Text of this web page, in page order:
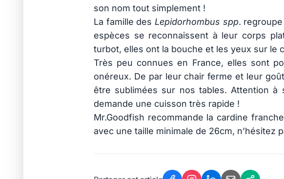
son nom tout simplement !
La famille des Lepidorhombus spp.
espèces se reconnaissent à leur corps
turbot, elles ont la bouche et les yeux sur le
Très peu connues en France, elles sont
onéreux. De par leur chair ferme et leur
être sublimées sur nos tables. Attention
demande une cuisson très rapide !
Mr.Goodfish recommande la cardine
avec une taille minimale de 26cm, n’hésitez